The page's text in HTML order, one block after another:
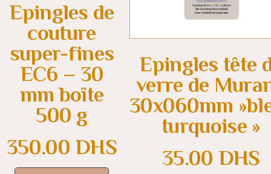
Epingles de
couture
super-fines
EC6 – 30
mm boîte
500 g
350.00 DHS
Epingles tête
verre de
30x060mm
turquoise »
35.00 DHS